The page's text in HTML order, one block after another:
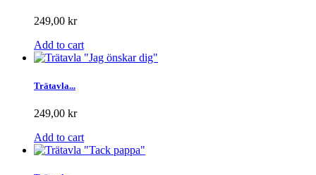
249,00 kr
Add to cart
Trätavla...
249,00 kr
Add to cart